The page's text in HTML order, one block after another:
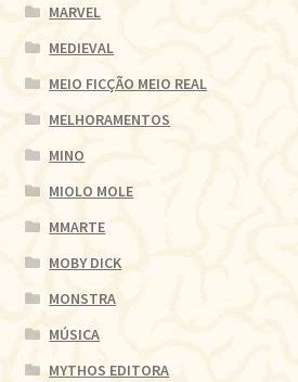
MARVEL
MEDIEVAL
MEIO FICÇÃO MEIO REAL
MELHORAMENTOS
MINO
MIOLO MOLE
MMARTE
MOBY DICK
MONSTRA
MÚSICA
MYTHOS EDITORA